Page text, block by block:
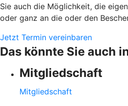
Sie auch die Möglichkeit, die
oder ganz an die oder den
Jetzt Termin vereinbaren
Das könnte Sie auch
Mitgliedschaft
Mitgliedschaft